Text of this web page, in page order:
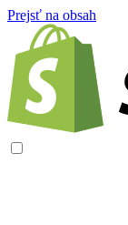
Prejsť na obsah